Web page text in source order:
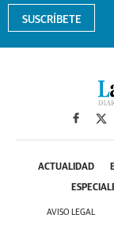
SUSCRÍBETE
ACTUALIDAD
AVISO LEGAL